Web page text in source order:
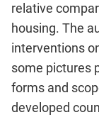
relative
housing. The
interventions
some pictures
forms and
developed